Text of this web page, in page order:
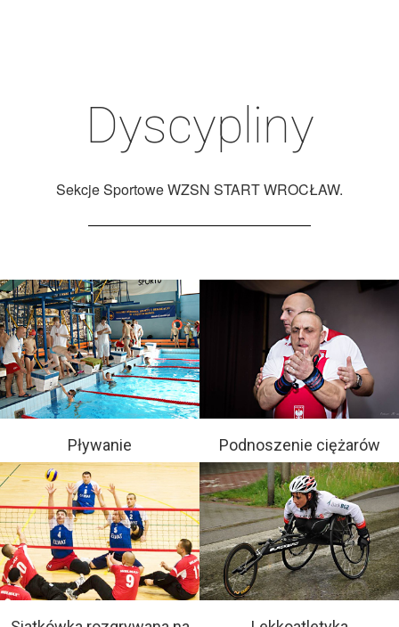
Dyscypliny
Sekcje Sportowe WZSN START WROCŁAW.
Pływanie Podnoszenie ciężarów